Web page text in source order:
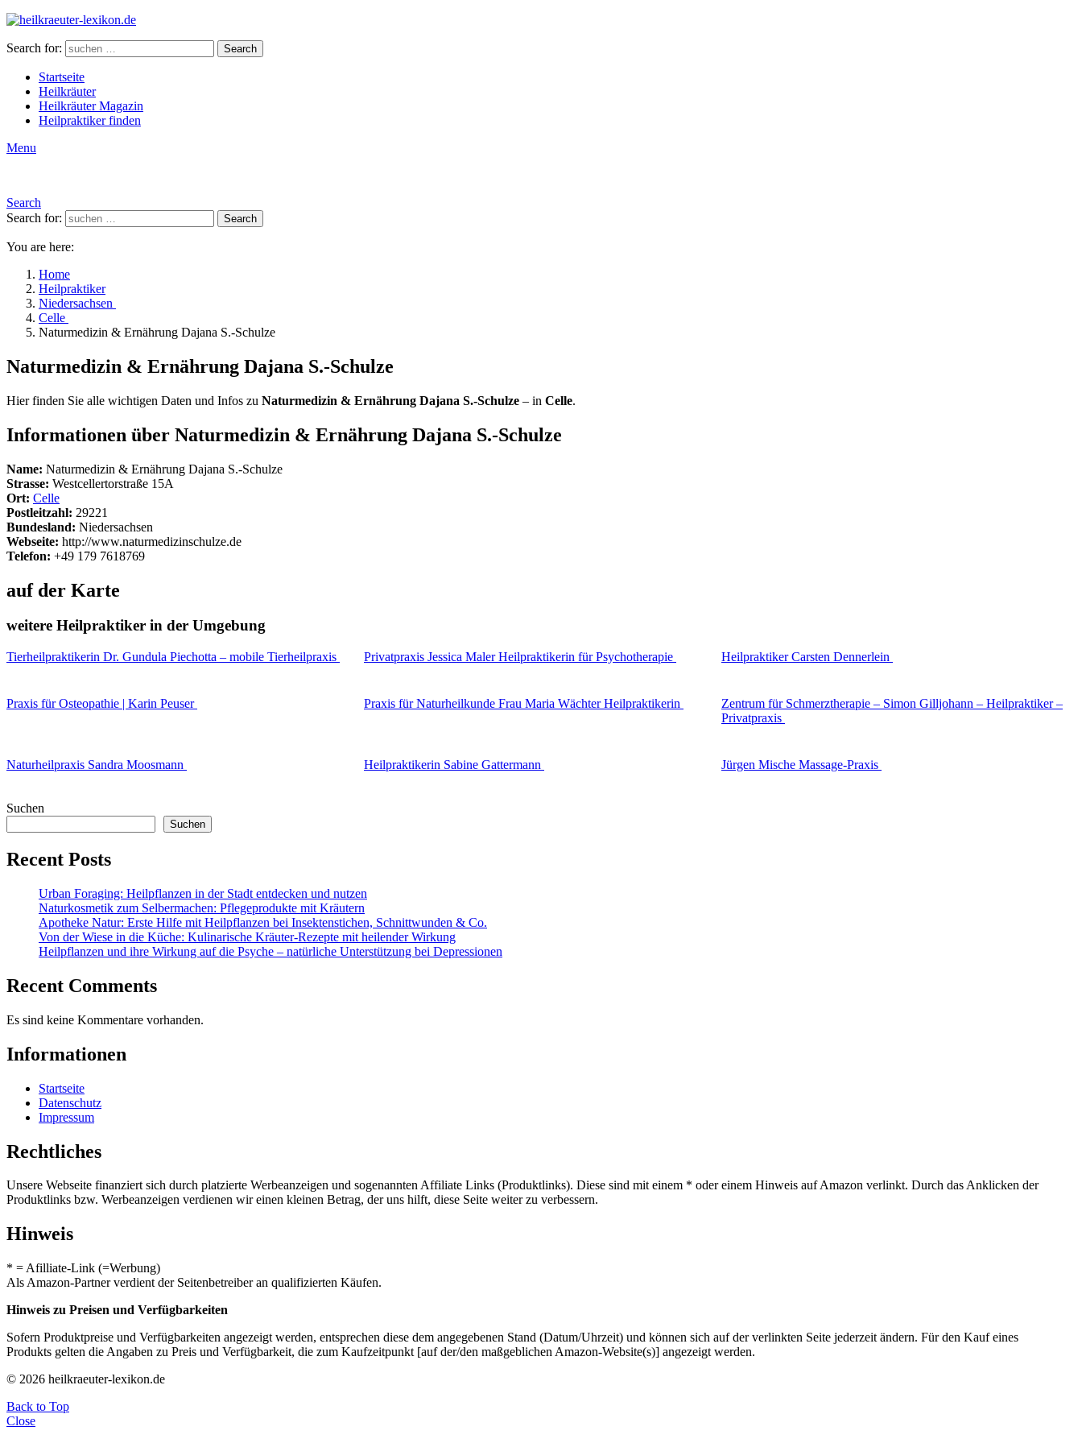
Search for: Search
Startseite
Heilkräuter
Heilkräuter Magazin
Heilpraktiker finden
Menu
Search
Search for:
Search
You are here:
Home
Heilpraktiker
Niedersachsen
Celle
Naturmedizin & Ernährung Dajana S.-Schulze
Naturmedizin & Ernährung Dajana S.-Schulze
Hier finden Sie alle wichtigen Daten und Infos zu Naturmedizin & Ernährung Dajana S.-Schulze – in Celle.
Informationen über Naturmedizin & Ernährung Dajana S.-Schulze
Name: Naturmedizin & Ernährung Dajana S.-Schulze
Strasse: Westcellertorstraße 15A
Ort: Celle
Postleitzahl: 29221
Bundesland: Niedersachsen
Webseite: http://www.naturmedizinschulze.de
Telefon: +49 179 7618769
auf der Karte
weitere Heilpraktiker in der Umgebung
Tierheilpraktikerin Dr. Gundula Piechotta – mobile Tierheilpraxis Privatpraxis Jessica Maler Heilpraktikerin für Psychotherapie Heilpraktiker Carsten Dennerlein
Praxis für Osteopathie | Karin Peuser Praxis für Naturheilkunde Frau Maria Wächter Heilpraktikerin
Zentrum für Schmerztherapie – Simon Gilljohann – Heilpraktiker –
Privatpraxis
Naturheilpraxis Sandra Moosmann Heilpraktikerin Sabine Gattermann Jürgen Mische Massage-Praxis
Suchen
Suchen
Recent Posts
Urban Foraging: Heilpflanzen in der Stadt entdecken und nutzen
Naturkosmetik zum Selbermachen: Pflegeprodukte mit Kräutern
Apotheke Natur: Erste Hilfe mit Heilpflanzen bei Insektenstichen, Schnittwunden & Co.
Von der Wiese in die Küche: Kulinarische Kräuter-Rezepte mit heilender Wirkung
Heilpflanzen und ihre Wirkung auf die Psyche – natürliche Unterstützung bei Depressionen
Recent Comments
Es sind keine Kommentare vorhanden.
Informationen
Startseite
Datenschutz
Impressum
Rechtliches
Unsere Webseite finanziert sich durch platzierte Werbeanzeigen und sogenannten Affiliate Links (Produktlinks). Diese sind mit einem * oder einem Hinweis auf Amazon verlinkt. Durch das Anklicken der
Produktlinks bzw. Werbeanzeigen verdienen wir einen kleinen Betrag, der uns hilft, diese Seite weiter zu verbessern.
Hinweis
* = Afilliate-Link (=Werbung)
Als Amazon-Partner verdient der Seitenbetreiber an qualifizierten Käufen.
Hinweis zu Preisen und Verfügbarkeiten
Sofern Produktpreise und Verfügbarkeiten angezeigt werden, entsprechen diese dem angegebenen Stand (Datum/Uhrzeit) und können sich auf der verlinkten Seite jederzeit ändern. Für den Kauf eines
Produkts gelten die Angaben zu Preis und Verfügbarkeit, die zum Kaufzeitpunkt [auf der/den maßgeblichen Amazon-Website(s)] angezeigt werden.
© 2026 heilkraeuter-lexikon.de
Back to Top
Close